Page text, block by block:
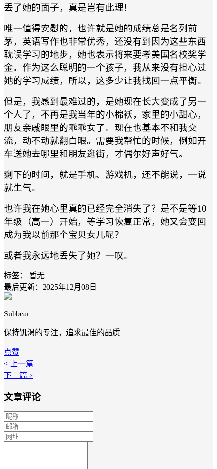
丢了她的面子，真是岂有此理！
唯一值得安慰的，也许就是她的成绩总是名列前
茅，英语写作也非常优秀，还没有到因为这些东西
耽误学习的地步，她也表示将来要考美国名校奖学
金。作为这么聪明的一个孩子，我从来没有担心过
她的学习成绩，所以，这多少让我找回一点平衡。
但是，我感到最难过的，是她现在长大变成了另一
个人了，不再是我当年的小棉袄，家里的小甜心，
朋友亲戚眼里的乖乖女了。现在也基本不和我交
流，动不动就翻白眼。需要我帮忙的时候，例如开
车送她去哪里和朋友逛街，才偶尔好声好气。
剩下的时间，就是手机、游戏机，还不能说，一说
就生气。
也许我在她心里真的已经完全消失了？是不是等10
年级（高一）开始，等学习恢复正常，她又会变回
成为我以前那个宝贝女儿呢？
或者我永远地丢失了她？一叹。
标签：
暂无
最后更新：2025年12月08日
Subbear
保持饥渴的专注，追求最佳的品质
点赞
< 上一篇
下一篇 >
文章评论